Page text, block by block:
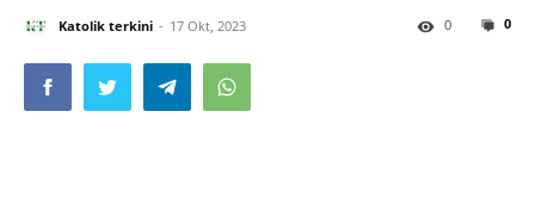
Katolik terkini 17 Okt, 2023 0
0